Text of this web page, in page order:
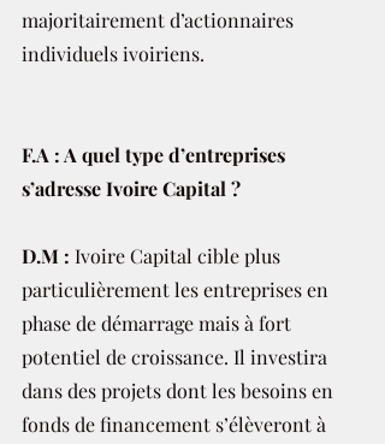
majoritairement d’actionnaires
individuels ivoiriens.
F.A : A quel type d’entreprises
s’adresse Ivoire Capital ?
D.M : Ivoire Capital cible plus
particulièrement les entreprises en
phase de démarrage mais à fort
potentiel de croissance. Il investira
dans des projets dont les besoins en
fonds de financement s’élèveront à